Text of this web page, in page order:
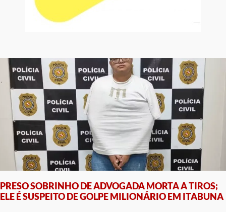
PRESO SOBRINHO DE ADVOGADA MORTA A TIROS;
ELE É SUSPEITO DE GOLPE MILIONÁRIO EM ITABUNA